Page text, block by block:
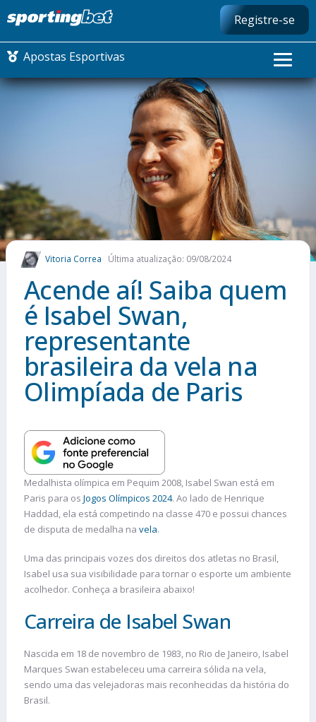
Registre-se
Apostas Esportivas
CONMEBOL LIBERTADORES
FUTEBOL NACIONAL
FUTEBOL INTERNACIONAL
COMO APOSTAR
MAIS ESPORTES
Vitoria Correa Última atualização: 09/08/2024
Acende aí! Saiba quem
é Isabel Swan,
representante
brasileira da vela na
Olimpíada de Paris
Medalhista olímpica em Pequim 2008, Isabel Swan está em
Paris para os Jogos Olímpicos 2024. Ao lado de Henrique
Haddad, ela está competindo na classe 470 e possui chances
de disputa de medalha na vela.
Uma das principais vozes dos direitos dos atletas no Brasil,
Isabel usa sua visibilidade para tornar o esporte um ambiente
acolhedor. Conheça a brasileira abaixo!
Carreira de Isabel Swan
Nascida em 18 de novembro de 1983, no Rio de Janeiro, Isabel
Marques Swan estabeleceu uma carreira sólida na vela,
sendo uma das velejadoras mais reconhecidas da história do
Brasil.